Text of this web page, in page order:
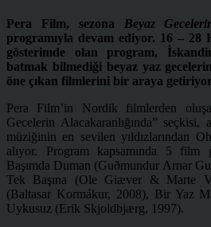
Pera Film, sezona Beyaz
programıyla devam ediyor. 16 – 28
gösterimde olan program,
batmak bilmediği beyaz yaz
öne çıkan filmlerini bir araya
Pera Film’in Nordik filmlerden
Gecelerin Alacakaranlığında” seçkisi,
müziğinin en sevilen yıldızlarından
alıyor. Program kapsamında 5 film
Başımda Duman (Guðmundur Arnar
Tek Başına (Ole Giæver & Marte
(Baltasar Kormákur, 2008), Bir Yaz
Uykusuz (Erik Skjoldbjærg, 1997).